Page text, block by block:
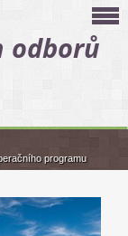
odborů
programu